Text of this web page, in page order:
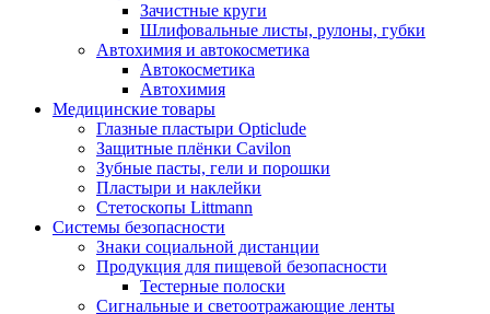
Зачистные круги
Шлифовальные листы, рулоны, губки
Автохимия и автокосметика
Автокосметика
Автохимия
Медицинские товары
Глазные пластыри Opticlude
Защитные плёнки Cavilon
Зубные пасты, гели и порошки
Пластыри и наклейки
Стетоскопы Littmann
Системы безопасности
Знаки социальной дистанции
Продукция для пищевой безопасности
Тестерные полоски
Сигнальные и светоотражающие ленты